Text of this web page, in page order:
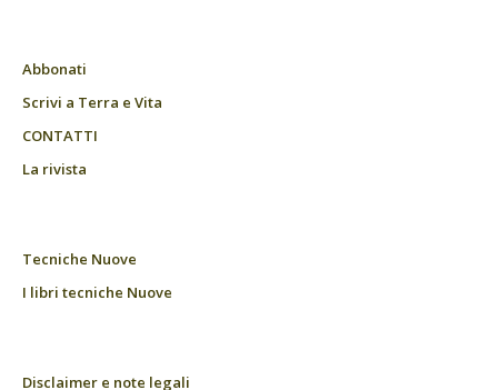
Abbonati
Scrivi a Terra e Vita
CONTATTI
La rivista
Tecniche Nuove
I libri tecniche Nuove
Disclaimer e note legali